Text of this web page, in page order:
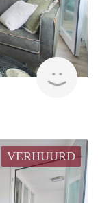
VERHUURD